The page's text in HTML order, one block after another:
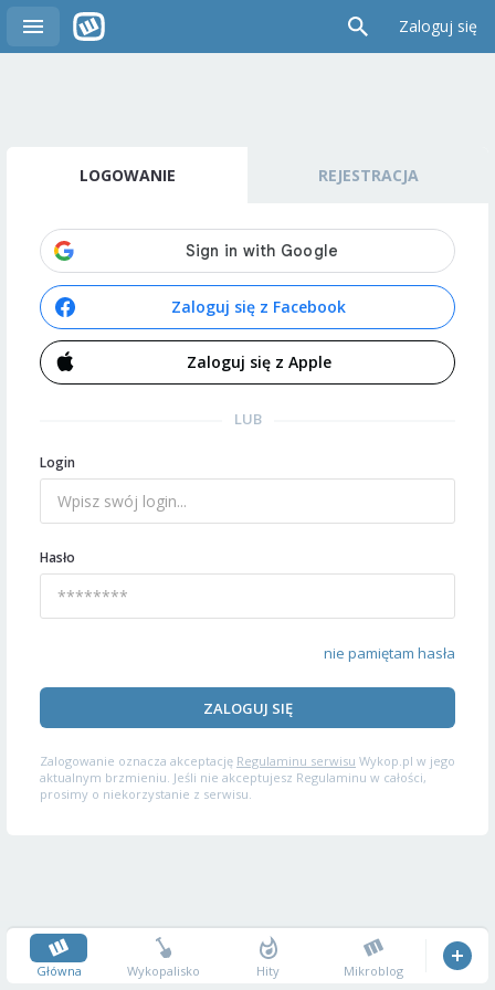
Zaloguj się
LOGOWANIE REJESTRACJA
Zaloguj się z Facebook
Zaloguj się z Apple
LUB
Login
Hasło
nie pamiętam hasła
ZALOGUJ SIĘ
Zalogowanie oznacza akceptację Regulaminu serwisu Wykop.pl w jego
aktualnym brzmieniu. Jeśli nie akceptujesz Regulaminu w całości,
prosimy o niekorzystanie z serwisu.
Główna Wykopalisko Hity Mikroblog